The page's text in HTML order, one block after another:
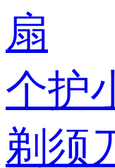
扇
个护
剃须